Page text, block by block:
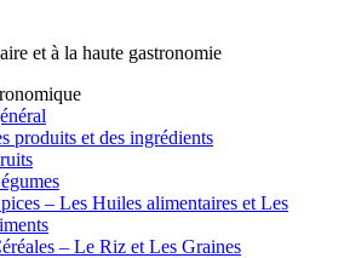
et à la haute gastronomie
produits et des ingrédients
– Les Huiles alimentaires et Les
– Le Riz et Les Graines